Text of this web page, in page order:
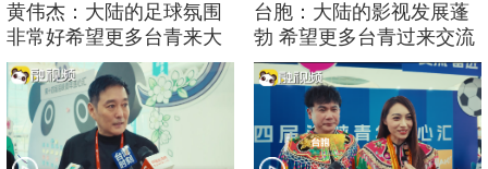
黄伟杰：大陆的足球氛围
非常好希望更多台青来大
陆参加
台胞：大陆的影视发展蓬
勃 希望更多台青过来交流